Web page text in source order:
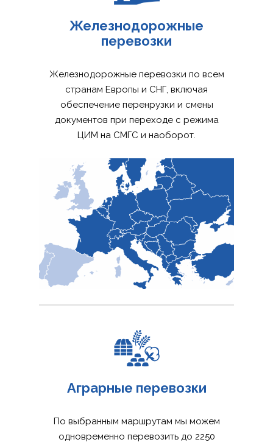
Железнодорожные
перевозки
Железнодорожные перевозки по всем
странам Европы и СНГ, включая
обеспечение перенрузки и смены
документов при переходе с режима
ЦИМ на СМГС и наоборот.
Аграрные перевозки
По выбранным маршрутам мы можем
одновременно перевозить до 2250